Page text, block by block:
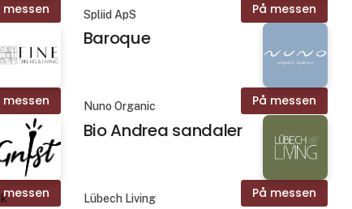
messen På messen
Spliid ApS
Baroque
messen På messen
Nuno Organic
Bio Andrea sandaler
messen På messen
Lübech Living